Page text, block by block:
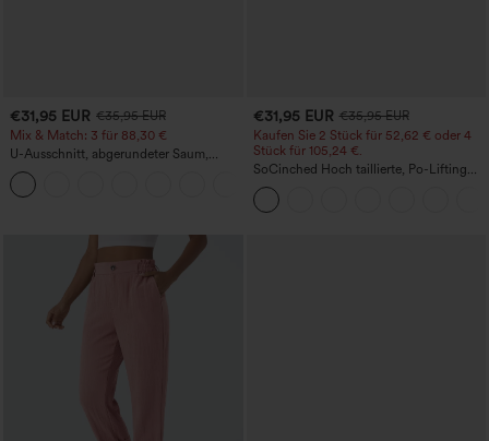
€31,95 EUR €35,95 EUR
Mix & Match: 3 für 88,30 €
U-Ausschnitt, abgerundeter Saum,
InstantCool Yoga-Trägertop – UPF50+
€31,95 EUR €35,95 EUR
Kaufen Sie 2 Stück für 52,62 € oder 4
Stück für 105,24 €.
SoCinched Hoch taillierte, Po-Lifting
7/8-Trainingsleggings mit
Bauchkontrolle und Seitentaschen